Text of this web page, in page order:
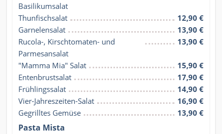
Basilikumsalat
Thunfischsalat
12,90 €
Garnelensalat
13,90 €
Rucola-, Kirschtomaten- und
Parmesansalat
13,90 €
"Mamma Mia" Salat
15,90 €
Entenbrustsalat
17,90 €
Frühlingssalat
14,90 €
Vier-Jahreszeiten-Salat
16,90 €
Gegrilltes Gemüse
13,90 €
Pasta Mista